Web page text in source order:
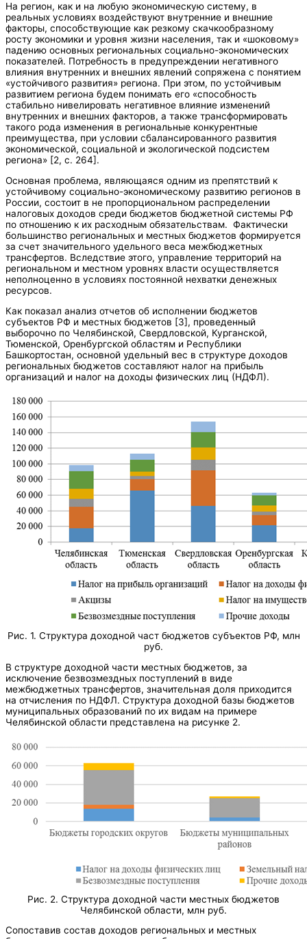
На регион, как и на любую экономическую систему, в
реальных условиях воздействуют внутренние и внешние
факторы, способствующие как резкому скачкообразному
росту экономики и уровня жизни населения, так и «шоковому»
падению основных региональных социально-экономических
показателей. Потребность в предупреждении негативного
влияния внутренних и внешних явлений сопряжена с понятием
«устойчивого развития» региона. При этом, по устойчивым
развитием региона будем понимать его «способность
стабильно нивелировать негативное влияние изменений
внутренних и внешних факторов, а также трансформировать
такого рода изменения в региональные конкурентные
преимущества, при условии сбалансированного развития
экономической, социальной и экологической подсистем
региона» [2, с. 264].
Основная проблема, являющаяся одним из препятствий к
устойчивому социально-экономическому развитию регионов в
России, состоит в не пропорциональном распределении
налоговых доходов среди бюджетов бюджетной системы РФ
по отношению к их расходным обязательствам. Фактически
большинство региональных и местных бюджетов формируется
за счет значительного удельного веса межбюджетных
трансфертов. Вследствие этого, управление территорий на
региональном и местном уровнях власти осуществляется
неполноценно в условиях постоянной нехватки денежных
ресурсов.
Как показал анализ отчетов об исполнении бюджетов
субъектов РФ и местных бюджетов [3], проведенный
выборочно по Челябинской, Свердловской, Курганской,
Тюменской, Оренбургской областям и Республики
Башкортостан, основной удельный вес в структуре доходов
региональных бюджетов составляют налог на прибыль
организаций и налог на доходы физических лиц (НДФЛ).
Рис. 1. Структура доходной част бюджетов субъектов РФ, млн
руб.
В структуре доходной части местных бюджетов, за
исключение безвозмездных поступлений в виде
межбюджетных трансфертов, значительная доля приходится
на отчисления по НДФЛ. Структура доходной базы бюджетов
муниципальных образований по их видам на примере
Челябинской области представлена на рисунке 2.
Рис. 2. Структура доходной части местных бюджетов
Челябинской области, млн руб.
Сопоставив состав доходов региональных и местных